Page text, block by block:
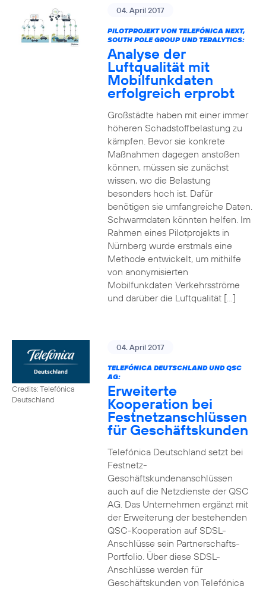
04. April 2017
PILOTPROJEKT VON TELEFÓNICA NEXT,
SOUTH POLE GROUP UND TERALYTICS:
Analyse der
Luftqualität mit
Mobilfunkdaten
erfolgreich erprobt
Großstädte haben mit einer immer
höheren Schadstoffbelastung zu
kämpfen. Bevor sie konkrete
Maßnahmen dagegen anstoßen
können, müssen sie zunächst
wissen, wo die Belastung
besonders hoch ist. Dafür
benötigen sie umfangreiche Daten.
Schwarmdaten könnten helfen. Im
Rahmen eines Pilotprojekts in
Nürnberg wurde erstmals eine
Methode entwickelt, um mithilfe
von anonymisierten
Mobilfunkdaten Verkehrsströme
und darüber die Luftqualität […]
Credits: Telefónica
Deutschland
04. April 2017
TELEFÓNICA DEUTSCHLAND UND QSC
AG:
Erweiterte
Kooperation bei
Festnetzanschlüssen
für Geschäftskunden
Telefónica Deutschland setzt bei
Festnetz-
Geschäftskundenanschlüssen
auch auf die Netzdienste der QSC
AG. Das Unternehmen ergänzt mit
der Erweiterung der bestehenden
QSC-Kooperation auf SDSL-
Anschlüsse sein Partnerschafts-
Portfolio. Über diese SDSL-
Anschlüsse werden für
Geschäftskunden von Telefónica